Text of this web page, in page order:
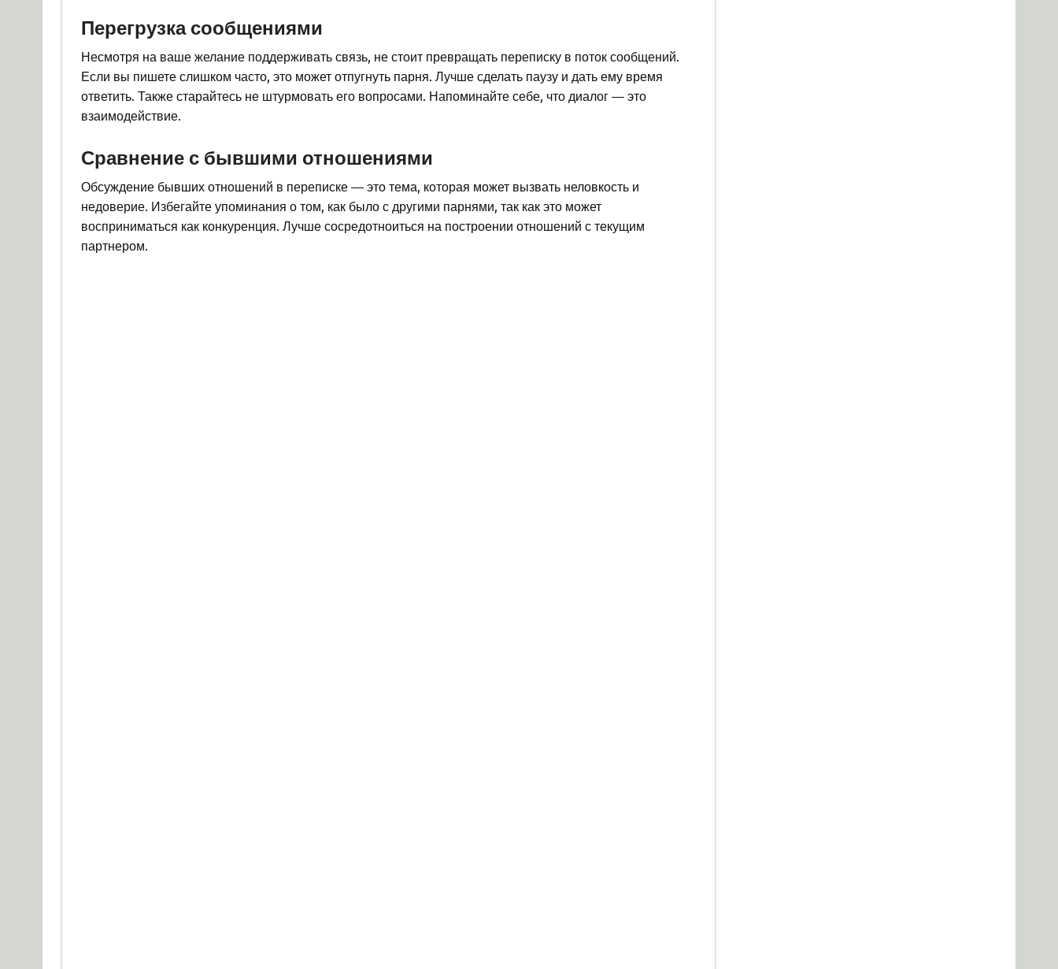
Перегрузка сообщениями
Несмотря на ваше желание поддерживать связь, не стоит превращать переписку в поток сообщений.
Если вы пишете слишком часто, это может отпугнуть парня. Лучше сделать паузу и дать ему время
ответить. Также старайтесь не штурмовать его вопросами. Напоминайте себе, что диалог — это
взаимодействие.
Сравнение с бывшими отношениями
Обсуждение бывших отношений в переписке — это тема, которая может вызвать неловкость и
недоверие. Избегайте упоминания о том, как было с другими парнями, так как это может
восприниматься как конкуренция. Лучше сосредотноиться на построении отношений с текущим
партнером.